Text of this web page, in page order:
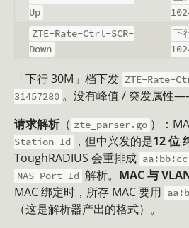
Up
ZTE-Rate-Ctrl-SCR-
Down
下
「下行 30M」档下发 ZTE-Rate-
31457280 。没有峰值 / 突发属性
请求解析（ zte_parser.go ）：
Station-Id
，但中兴发的是12 位
ToughRADIUS 会重排成
NAS-Port-Id 解析。 MAC 与
MAC 绑定时，所存 MAC 要用
（这是解析器产出的格式）。